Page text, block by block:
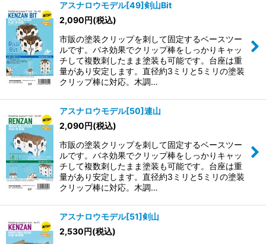
アスナロウモデル[49]剣山Bit
2,090円(税込)
市販の塗装クリップを刺して固定するベースツー
ルです。バネ効果でクリップ棒をしっかりキャッ
チして複数刺したまま塗装も可能です。台座は重
量があり安定します。直径約3ミリと5ミリの塗装
クリップ棒に対応。木調…
アスナロウモデル[50]連山
2,090円(税込)
市販の塗装クリップを刺して固定するベースツー
ルです。バネ効果でクリップ棒をしっかりキャッ
チして複数刺したまま塗装も可能です。台座は重
量があり安定します。直径約3ミリと5ミリの塗装
クリップ棒に対応。木調…
アスナロウモデル[51]剣山
2,530円(税込)